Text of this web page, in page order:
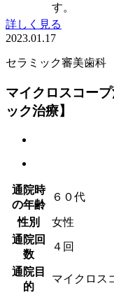
す。
詳しく見る
2023.01.17
セラミック審美歯科
マイクロスコー
ック治療】
通院時
の年齢
６０代
性別
女性
通院回
数
４回
通院目
的
マイクロス